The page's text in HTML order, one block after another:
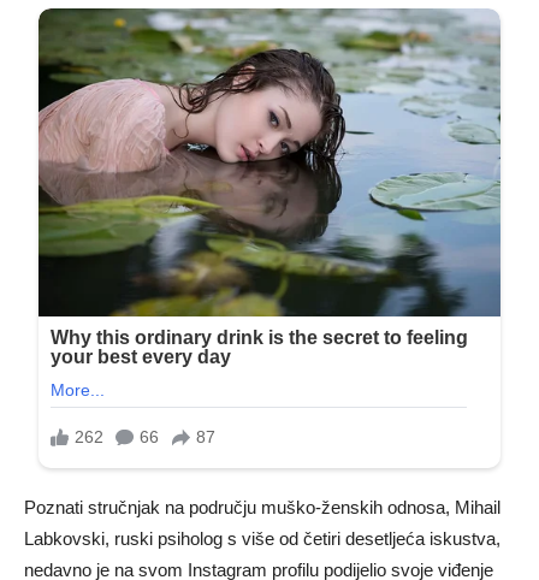
Poznati stručnjak na području muško-ženskih odnosa, Mihail
Labkovski, ruski psiholog s više od četiri desetljeća iskustva,
nedavno je na svom Instagram profilu podijelio svoje viđenje